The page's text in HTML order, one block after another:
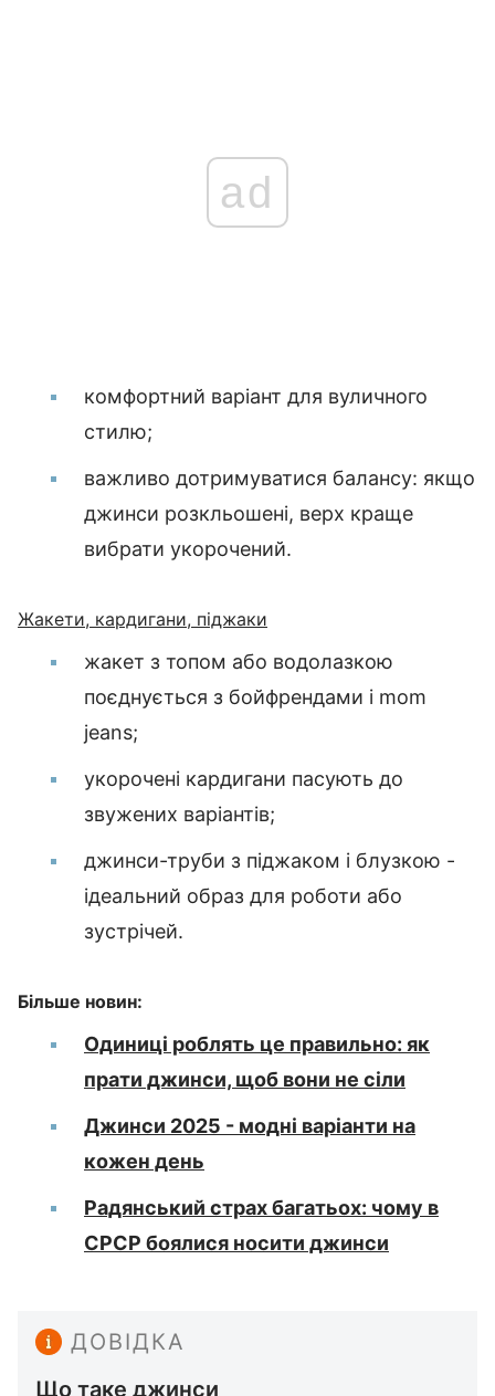
ad
комфортний варіант для вуличного
стилю;
важливо дотримуватися балансу: якщо
джинси розкльошені, верх краще
вибрати укорочений.
Жакети, кардигани, піджаки
жакет з топом або водолазкою
поєднується з бойфрендами і mom
jeans;
укорочені кардигани пасують до
звужених варіантів;
джинси-труби з піджаком і блузкою -
ідеальний образ для роботи або
зустрічей.
Більше новин:
Одиниці роблять це правильно: як
прати джинси, щоб вони не сіли
Джинси 2025 - модні варіанти на
кожен день
Радянський страх багатьох: чому в
СРСР боялися носити джинси
ДОВІДКА
Що таке джинси